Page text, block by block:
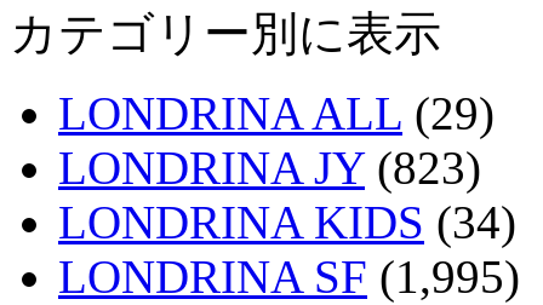
カテゴリー別に表示
LONDRINA ALL (29)
LONDRINA JY(823)
LONDRINA KIDS (34)
LONDRINA SF (1,995)